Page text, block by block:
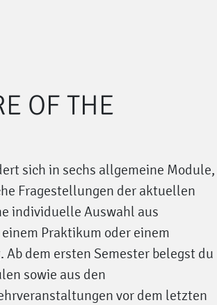
OF THE
sich in sechs allgemeine Module,
Fragestellungen der aktuellen
individuelle Auswahl aus
Praktikum oder einem
dem ersten Semester belegst du
sowie aus den
vor dem letzten